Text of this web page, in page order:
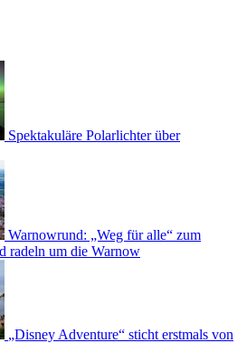
Spektakuläre Polarlichter über
Warnowrund: „Weg für alle“ zum
radeln um die Warnow
„Disney Adventure“ sticht erstmals von